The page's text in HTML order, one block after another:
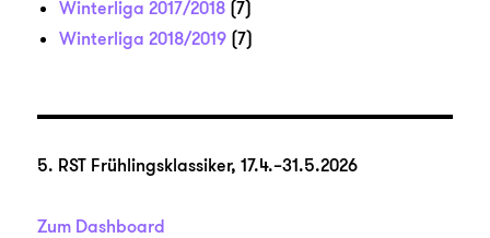
Winterliga 2017/2018 (7)
Winterliga 2018/2019 (7)
5. RST Frühlingsklassiker, 17.4.–31.5.2026
Zum Dashboard